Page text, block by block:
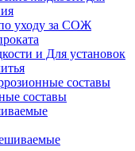
уходу за СОЖ
и Для установок
составы
составы